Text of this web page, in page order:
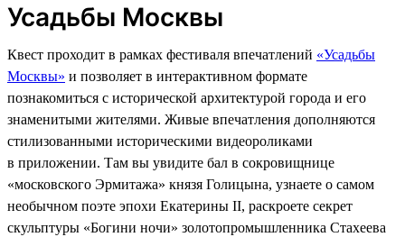
Усадьбы Москвы
Квест проходит в рамках фестиваля впечатлений «Усадьбы
Москвы» и позволяет в интерактивном формате
познакомиться с исторической архитектурой города и его
знаменитыми жителями. Живые впечатления дополняются
стилизованными историческими видеороликами
в приложении. Там вы увидите бал в сокровищнице
«московского Эрмитажа» князя Голицына, узнаете о самом
необычном поэте эпохи Екатерины II, раскроете секрет
скульптуры «Богини ночи» золотопромышленника Стахеева